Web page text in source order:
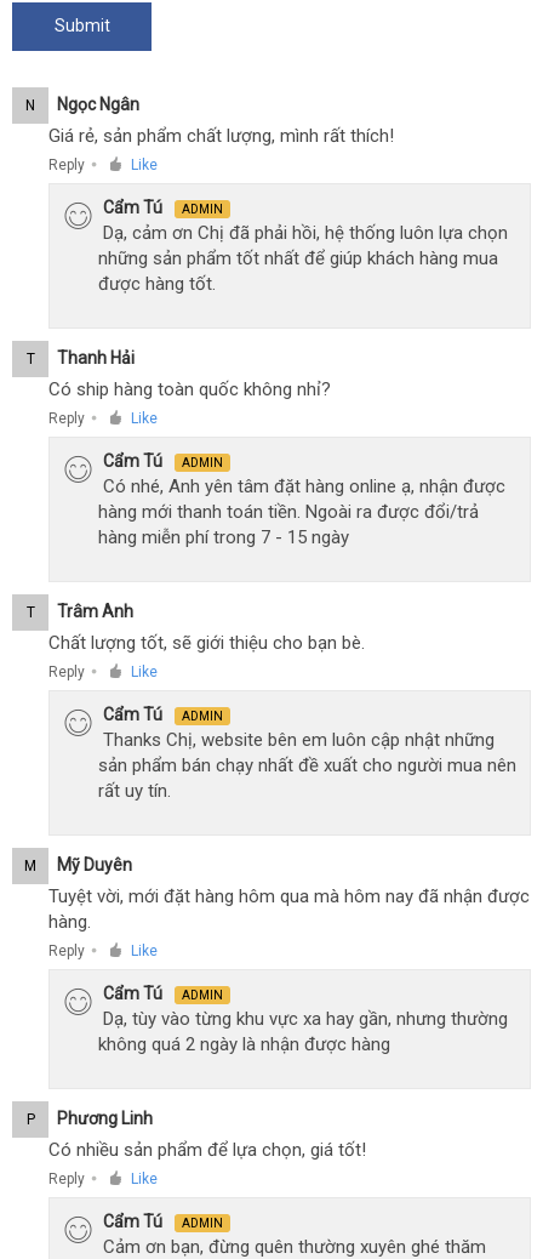
N Ngọc Ngân
Giá rẻ, sản phẩm chất lượng, mình rất thích!
Reply ● Like
Cẩm Tú ADMIN
Dạ, cảm ơn Chị đã phải hồi, hệ thống luôn lựa chọn
những sản phẩm tốt nhất để giúp khách hàng mua
được hàng tốt.
T Thanh Hải
Có ship hàng toàn quốc không nhỉ?
Reply ● Like
Cẩm Tú ADMIN
Có nhé, Anh yên tâm đặt hàng online ạ, nhận được
hàng mới thanh toán tiền. Ngoài ra được đổi/trả
hàng miễn phí trong 7 - 15 ngày
T Trâm Anh
Chất lượng tốt, sẽ giới thiệu cho bạn bè.
Reply ● Like
Cẩm Tú ADMIN
Thanks Chị, website bên em luôn cập nhật những
sản phẩm bán chạy nhất đề xuất cho người mua nên
rất uy tín.
M Mỹ Duyên
Tuyệt vời, mới đặt hàng hôm qua mà hôm nay đã nhận được
hàng.
Reply ● Like
Cẩm Tú ADMIN
Dạ, tùy vào từng khu vực xa hay gần, nhưng thường
không quá 2 ngày là nhận được hàng
P Phương Linh
Có nhiều sản phẩm để lựa chọn, giá tốt!
Reply ● Like
Cẩm Tú ADMIN
Cảm ơn bạn, đừng quên thường xuyên ghé thăm